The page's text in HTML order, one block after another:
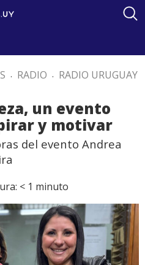
. RADIO . RADIO URUGUAY
un evento
y motivar
del evento Andrea
< 1 minuto